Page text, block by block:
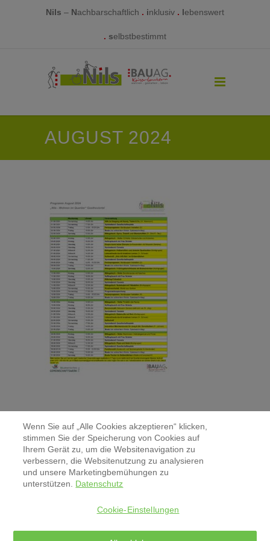
Nils – Nachbarschaftlich . inklusiv . lebenswert
. selbstbestimmt
AUGUST 2024
Kontakt
Aktuelles & Pressemitteilungen
Wenn Sie auf „Alle Cookies akzeptieren“ klicken,
stimmen Sie der Speicherung von Cookies auf
Ihrem Gerät zu, um die Websitenavigation zu
verbessern, die Websitenutzung zu analysieren
und unsere Marketingbemühungen zu
unterstützen. Datenschutz
Cookie-Einstellungen